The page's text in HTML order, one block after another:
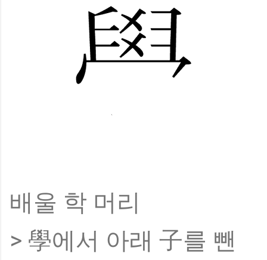
배울 학 머리
> 學에서 아래 子를 뺀